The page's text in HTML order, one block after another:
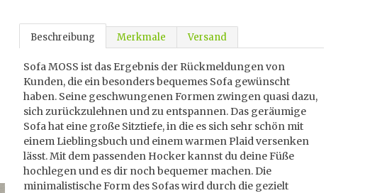
Beschreibung Merkmale Versand
Sofa MOSS ist das Ergebnis der Rückmeldungen von
Kunden, die ein besonders bequemes Sofa gewünscht
haben. Seine geschwungenen Formen zwingen quasi dazu,
sich zurückzulehnen und zu entspannen. Das geräumige
Sofa hat eine große Sitztiefe, in die es sich sehr schön mit
einem Lieblingsbuch und einem warmen Plaid versenken
lässt. Mit dem passenden Hocker kannst du deine Füße
hochlegen und es dir noch bequemer machen. Die
minimalistische Form des Sofas wird durch die gezielt